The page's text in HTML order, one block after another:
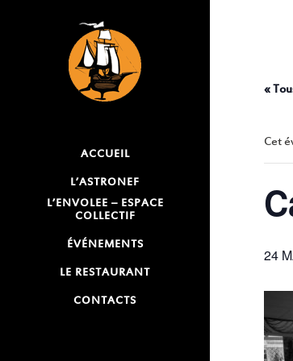
ACCUEIL
L’ASTRONEF
L’ENVOLEE – ESPACE
COLLECTIF
ÉVÉNEMENTS
LE RESTAURANT
CONTACTS
«
Cet
24